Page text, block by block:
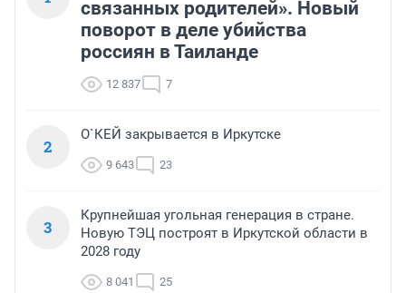
связанных родителей». Новый
поворот в деле убийства
россиян в Таиланде
12 837 7
2
О`КЕЙ закрывается в Иркутске
9 643 23
3
Крупнейшая угольная генерация в стране.
Новую ТЭЦ построят в Иркутской области в
2028 году
8 041 25